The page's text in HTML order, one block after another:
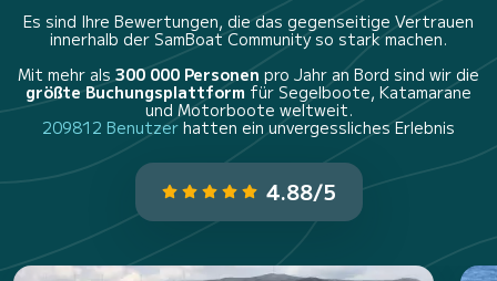
Es sind Ihre Bewertungen, die das gegenseitige Vertrauen
innerhalb der SamBoat Community so stark machen.
Mit mehr als 300 000 Personen pro Jahr an Bord sind wir die
größte Buchungsplattform für Segelboote, Katamarane
und Motorboote weltweit.
209812 Benutzer hatten ein unvergessliches Erlebnis
4.88/5